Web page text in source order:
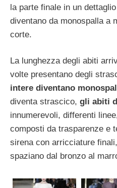
la parte finale in un
diventano da monospalla a
corte.
La lunghezza degli abiti
volte presentano degli
intere diventano
diventa strascico, gli abiti
innumerevoli, differenti
composti da trasparenze e
sirena con arricciature
spaziano dal bronzo al